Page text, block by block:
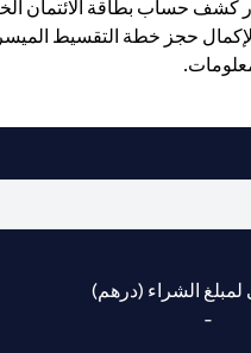
لمبلغ الشراء (درهم)
-